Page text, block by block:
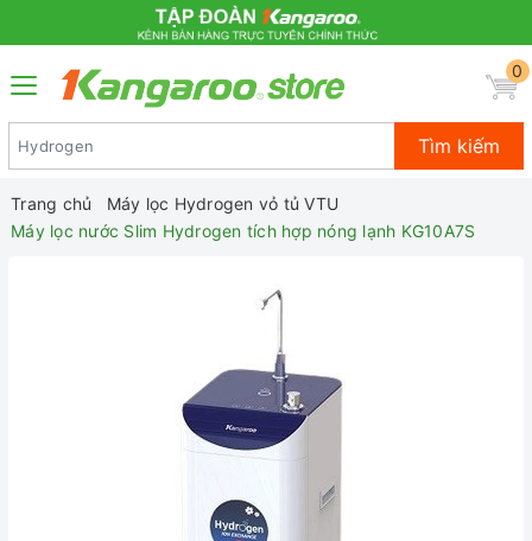
0
Tìm kiếm
Trang chủ
Máy lọc Hydrogen vỏ tủ VTU
Máy lọc nước Slim Hydrogen tích hợp nóng lạnh KG10A7S